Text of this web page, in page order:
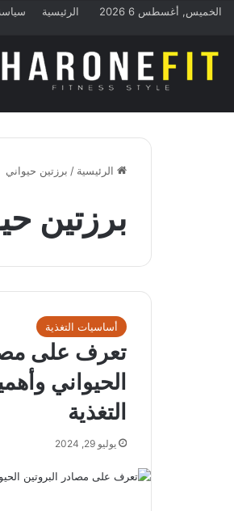
الخميس, أغسطس 6 2026 الرئيسية
الرئيسية / برزتين حيواني
برزتين
أساسيات التغذية
تعرف على
الحيواني
التغذية
يوليو 29, 2024